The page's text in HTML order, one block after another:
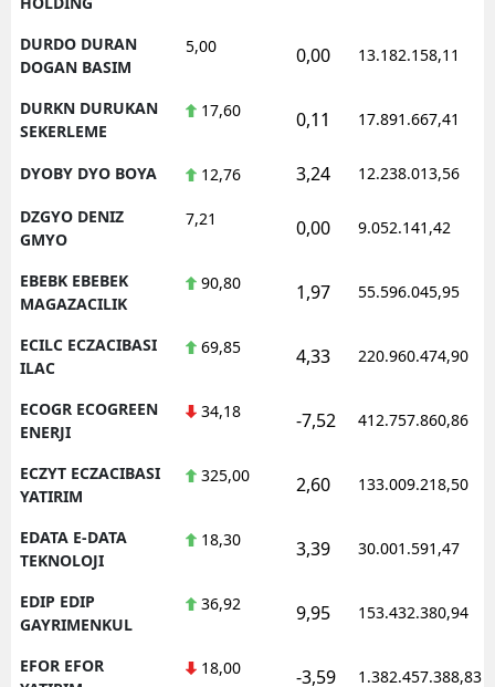
DURDO DURAN
DOGAN BASIM
5,00 0,00 13.182.158,11
DURKN DURUKAN
SEKERLEME
17,60 0,11 17.891.667,41
DYOBY DYO BOYA 12,76 3,24 12.238.013,56
DZGYO DENIZ
GMYO
7,21 0,00 9.052.141,42
EBEBK EBEBEK
MAGAZACILIK
90,80 1,97 55.596.045,95
ECILC ECZACIBASI
ILAC
69,85 4,33 220.960.474,90
ECOGR ECOGREEN
ENERJI
34,18 -7,52 412.757.860,86
ECZYT ECZACIBASI
YATIRIM
325,00 2,60 133.009.218,50
EDATA E-DATA
TEKNOLOJI
18,30 3,39 30.001.591,47
EDIP EDIP
GAYRIMENKUL
36,92 9,95 153.432.380,94
EFOR EFOR
18,00 -3,59 1.382.457.388,83